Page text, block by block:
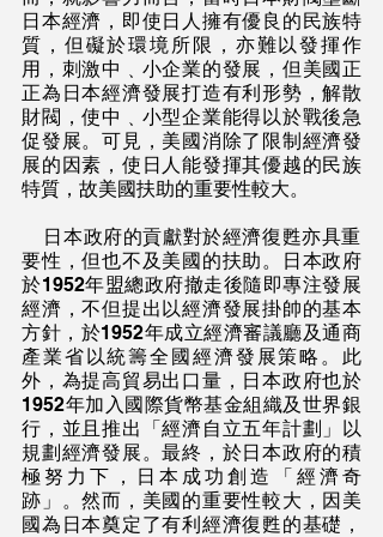
日本經濟，即使日人擁有優良的民族特
質，但礙於環境所限，亦難以發揮作
用，刺激中﹑小企業的發展，但美國正
正為日本經濟發展打造有利形勢，解散
財閥，使中﹑小型企業能得以於戰後急
促發展。可見，美國消除了限制經濟發
展的因素，使日人能發揮其優越的民族
特質，故美國扶助的重要性較大。
要性，但也不及美國的扶助。日本政府
於1952年盟總政府撤走後隨即專注發展
經濟，不但提出以經濟發展掛帥的基本
方針，於1952年成立經濟審議廳及通商
產業省以統籌全國經濟發展策略。此
外，為提高貿易出口量，日本政府也於
1952年加入國際貨幣基金組織及世界銀
行，並且推出「經濟自立五年計劃」以
規劃經濟發展。最終，於日本政府的積
極努力下，日本成功創造「經濟奇
跡」。然而，美國的重要性較大，因美
國為日本奠定了有利經濟復甦的基礎，